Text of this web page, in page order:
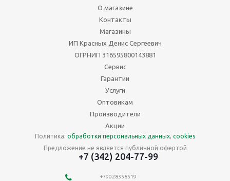
О магазине
Контакты
Магазины
ИП Красных Денис Сергеевич
ОГРНИП 316595800143881
Сервис
Гарантии
Услуги
Оптовикам
Производители
Акции
Политика: обработки персональных данных, cookies
Предложение не является публичной офертой
+7 (342) 204-77-99
+79028358519